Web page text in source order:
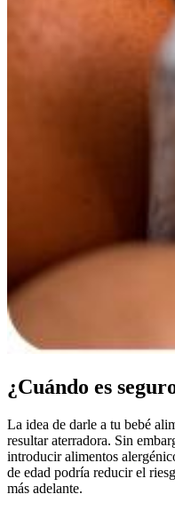
¿Cuándo es
La idea de darle a tu bebé
resultar aterradora. Sin
introducir alimentos
de edad podría reducir el
más adelante.